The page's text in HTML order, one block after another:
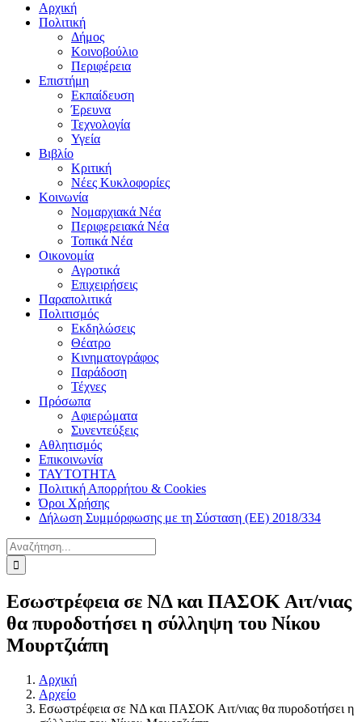
Αρχική
Πολιτική
Δήμος
Κοινοβούλιο
Περιφέρεια
Επιστήμη
Εκπαίδευση
Έρευνα
Τεχνολογία
Υγεία
Βιβλίο
Κριτική
Νέες Κυκλοφορίες
Κοινωνία
Νομαρχιακά Νέα
Περιφερειακά Νέα
Τοπικά Νέα
Οικονομία
Αγροτικά
Επιχειρήσεις
Παραπολιτικά
Πολιτισμός
Εκδηλώσεις
Θέατρο
Κινηματογράφος
Παράδοση
Τέχνες
Πρόσωπα
Αφιερώματα
Συνεντεύξεις
Αθλητισμός
Επικοινωνία
ΤΑΥΤΟΤΗΤΑ
Πολιτική Απορρήτου & Cookies
Όροι Χρήσης
Δήλωση Συμμόρφωσης με τη Σύσταση (ΕΕ) 2018/334
Αναζήτηση
για:
Εσωστρέφεια σε ΝΔ και ΠΑΣΟΚ Αιτ/νιας
θα πυροδοτήσει η σύλληψη του Νίκου
Μουρτζιάπη
Αρχική
Αρχείο
Εσωστρέφεια σε ΝΔ και ΠΑΣΟΚ Αιτ/νιας θα πυροδοτήσει η